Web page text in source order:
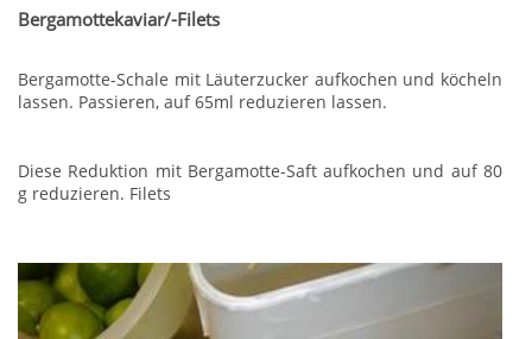
Bergamottekaviar/-Filets
Bergamotte-Schale mit Läuterzucker aufkochen und köcheln
lassen. Passieren, auf 65ml reduzieren lassen.
Diese Reduktion mit Bergamotte-Saft aufkochen und auf 80
g reduzieren. Filets